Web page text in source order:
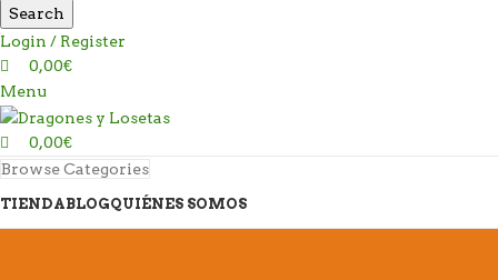
Search
Login / Register
0,00€
Menu
0,00€
Browse Categories
TIENDABLOGQUIÉNES SOMOS